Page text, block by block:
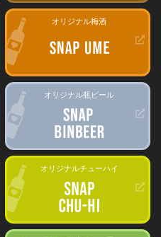
オリジナル梅酒
オリジナル瓶ビール
オリジナルチューハイ